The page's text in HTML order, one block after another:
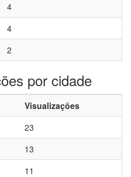
4
4
2
por cidade
Visualizações
23
13
11